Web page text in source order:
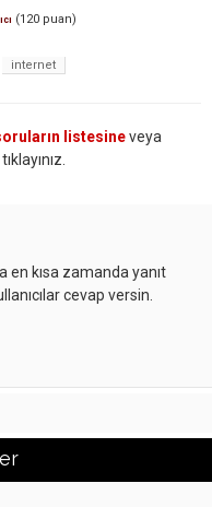
(120 puan)
internet
listesineveya
en kısa zamanda yanıt
cevap versin.